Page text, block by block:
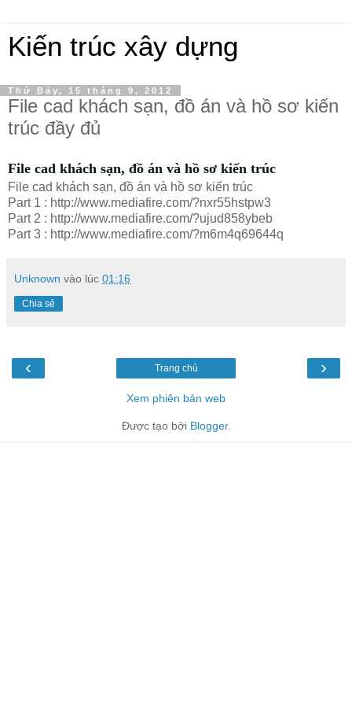
Kiến trúc xây dựng
Thứ Bảy, 15 tháng 9, 2012
File cad khách sạn, đồ án và hồ sơ kiến
trúc đầy đủ
File cad khách sạn, đồ án và hồ sơ kiến trúc
File cad khách sạn, đồ án và hồ sơ kiến trúc
Part 1 : http://www.mediafire.com/?nxr55hstpw3
Part 2 : http://www.mediafire.com/?ujud858ybeb
Part 3 : http://www.mediafire.com/?m6m4q69644q
Unknown vào lúc 01:16
Chia sẻ
‹ ›
Trang chủ
Xem phiên bản web
Được tạo bởi Blogger.